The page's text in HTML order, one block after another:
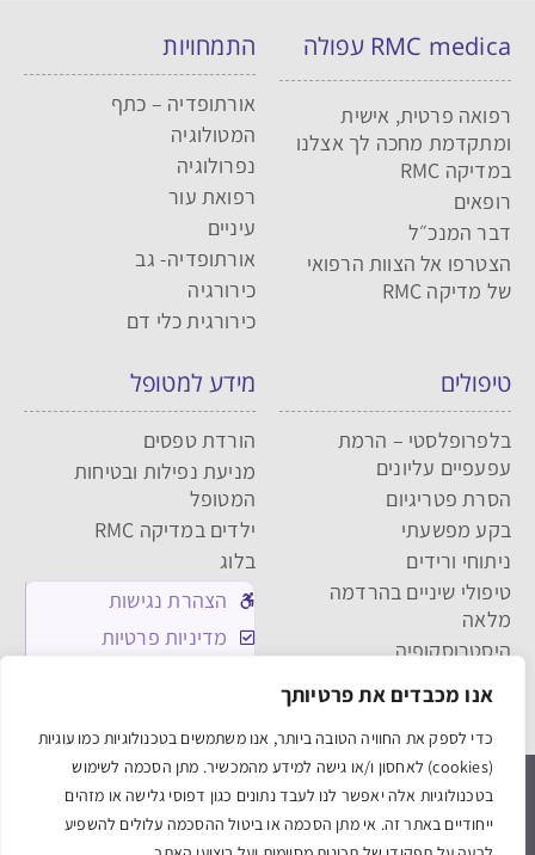
אנו מכבדים את פרטיותך
כדי לספק את החוויה הטובה ביותר, אנו משתמשים בטכנולוגיות כמו עוגיות
(cookies) לאחסון ו/או גישה למידע מהמכשיר. מתן הסכמה לשימוש
בטכנולוגיות אלה יאפשר לנו לעבד נתונים כגון דפוסי גלישה או מזהים
ייחודיים באתר זה. אי מתן הסכמה או ביטול ההסכמה עלולים להשפיע
RMC medica עפולה
רפואה פרטית, אישית
ומתקדמת מחכה לך אצלנו
במדיקה RMC
רופאים
דבר המנכ״ל
הצטרפו אל הצוות הרפואי
של מדיקה RMC
התמחויות
אורתופדיה – כתף
המטולוגיה
נפרולוגיה
רפואת עור
עיניים
אורתופדיה- גב
כירורגיה
כירורגית כלי דם
טיפולים
בלפרופלסטי – הרמת
עפעפיים עליונים
הסרת פטריגיום
בקע מפשעתי
ניתוחי ורידים
טיפולי שיניים בהרדמה
מלאה
היסטרוסקופיה
עפעפיים תחתונים
מידע למטופל
הורדת טפסים
מניעת נפילות ובטיחות
המטופל
ילדים במדיקה RMC
בלוג
הצהרת נגישות
מדיניות פרטיות
medica אלישע חיפה medica תל אביב
Powered & Designed by Medical Online